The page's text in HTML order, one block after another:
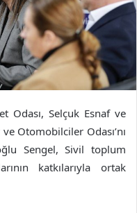
Odası, Selçuk Esnaf ve
Otomobilciler Odası’nı
Sengel, Sivil toplum
katkılarıyla ortak